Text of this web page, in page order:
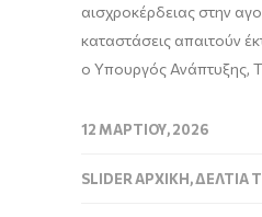
αισχροκέρδειας στην
καταστάσεις απαιτούν
ο Υπουργός Ανάπτυξης,
12 ΜΑΡΤΊΟΥ, 2026
SLIDER ΑΡΧΙΚΉ,ΔΕΛΤΊΑ